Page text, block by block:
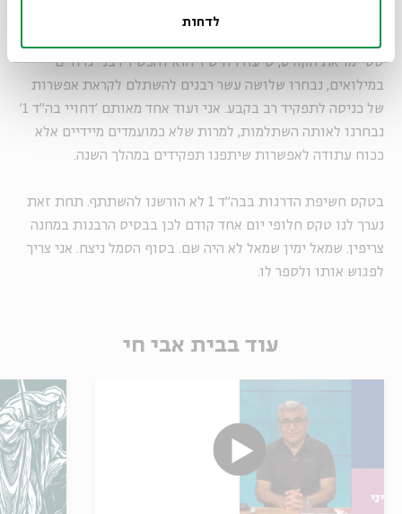
לדחות
פחות, מעבר להבחנה העניינית בין מי שמסוגל למלא תפקיד
שסיימו את הקורס, שיעודו הישיר הוא להכשיר רבני גדודים
במילואים, נבחרו שלושה עשר רבנים להשתלם לקראת אפשרות
של כניסה לתפקיד רב בקבע. אני ועוד אחד מאותם 'דחויי בה"ד 1'
נבחרנו לאותה השתלמות, למרות שלא כמועמדים מיידיים אלא
ככוח עתודה לאפשרות שיתפנו תפקידים במהלך השנה.
בטקס חשיפת הדרגות בבה"ד 1 לא הורשנו להשתתף. תחת זאת
נערך לנו טקס חלופי יום אחד קודם לכן בבסיס הרבנות במחנה
צריפין. שמאל ימין שמאל לא היה שם. בסוף הסמל ניצח. אני צריך
לפגוש אותו ולספר לו.
עוד בבית אבי חי